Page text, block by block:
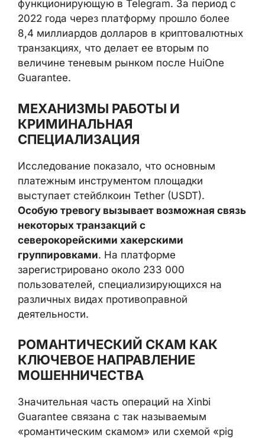
функционирующую в Telegram. За период с
2022 года через платформу прошло более
8,4 миллиардов долларов в криптовалютных
транзакциях, что делает ее вторым по
величине теневым рынком после HuiOne
Guarantee.
МЕХАНИЗМЫ РАБОТЫ И
КРИМИНАЛЬНАЯ
СПЕЦИАЛИЗАЦИЯ
Исследование показало, что основным
платежным инструментом площадки
выступает стейблкоин Tether (USDT).
Особую тревогу вызывает возможная связь
некоторых транзакций с
северокорейскими хакерскими
группировками. На платформе
зарегистрировано около 233 000
пользователей, специализирующихся на
различных видах противоправной
деятельности.
РОМАНТИЧЕСКИЙ СКАМ КАК
КЛЮЧЕВОЕ НАПРАВЛЕНИЕ
МОШЕННИЧЕСТВА
Значительная часть операций на Xinbi
Guarantee связана с так называемым
«романтическим скамом» или схемой «pig